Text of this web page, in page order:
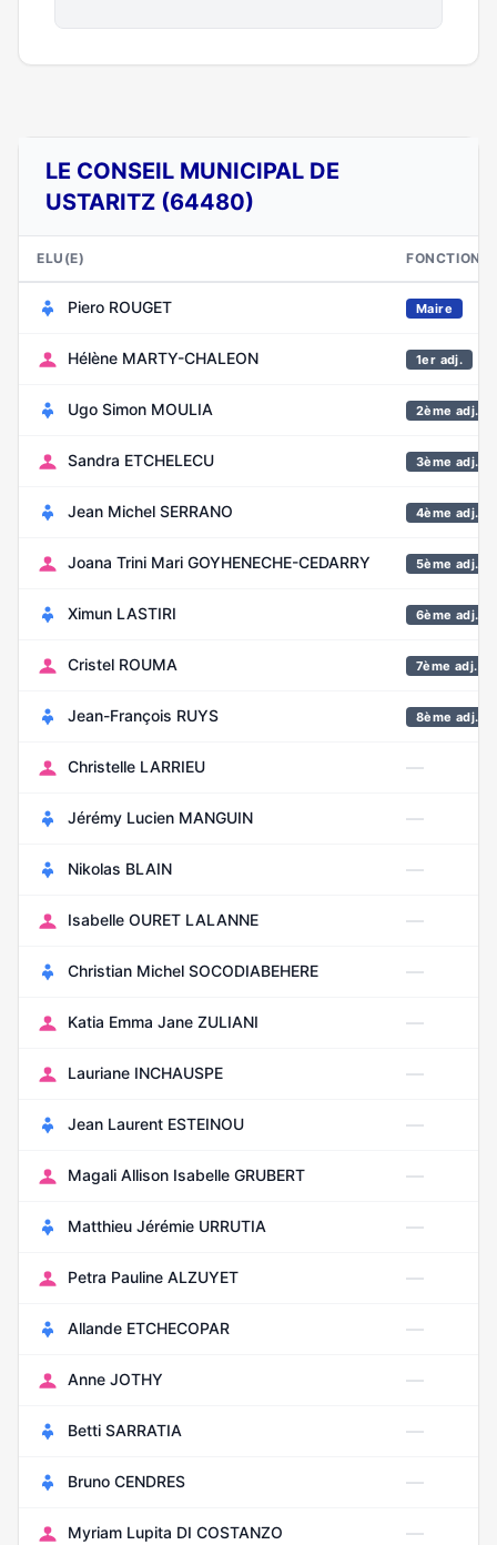
LE CONSEIL MUNICIPAL DE
USTARITZ (64480)
ELU(E) FONCTION
Piero ROUGET Maire
Hélène MARTY-CHALEON 1er adj.
Ugo Simon MOULIA 2ème adj.
Sandra ETCHELECU 3ème adj.
Jean Michel SERRANO 4ème adj.
Joana Trini Mari GOYHENECHE-CEDARRY 5ème adj.
Ximun LASTIRI 6ème adj.
Cristel ROUMA 7ème adj.
Jean-François RUYS 8ème adj.
Christelle LARRIEU —
Jérémy Lucien MANGUIN —
Nikolas BLAIN —
Isabelle OURET LALANNE —
Christian Michel SOCODIABEHERE —
Katia Emma Jane ZULIANI —
Lauriane INCHAUSPE —
Jean Laurent ESTEINOU —
Magali Allison Isabelle GRUBERT —
Matthieu Jérémie URRUTIA —
Petra Pauline ALZUYET —
Allande ETCHECOPAR —
Anne JOTHY —
Betti SARRATIA —
Bruno CENDRES —
Myriam Lupita DI COSTANZO —